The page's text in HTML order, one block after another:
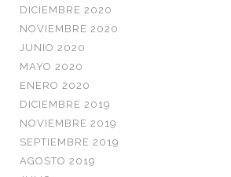
DICIEMBRE 2020
NOVIEMBRE 2020
JUNIO 2020
MAYO 2020
ENERO 2020
DICIEMBRE 2019
NOVIEMBRE 2019
SEPTIEMBRE 2019
AGOSTO 2019